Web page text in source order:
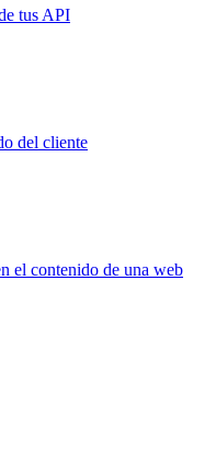
tus API
del cliente
el contenido de una web